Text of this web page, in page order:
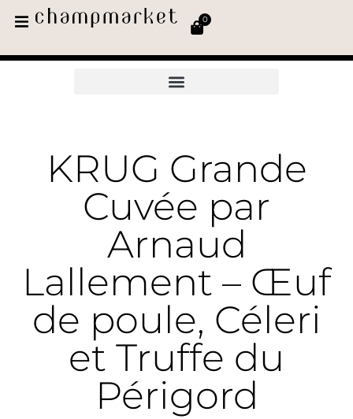
0
KRUG Grande
Cuvée par
Arnaud
Lallement – Œuf
de poule, Céleri
et Truffe du
Périgord